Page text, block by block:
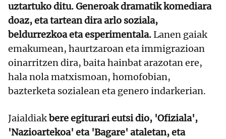
uztartuko ditu. Generoak dramatik komediara
doaz, eta tartean dira arlo soziala,
beldurrezkoa eta esperimentala.Lanen gaiak
emakumean, haurtzaroan eta immigrazioan
oinarritzen dira, baita hainbat arazotan ere,
hala nola matxismoan, homofobian,
bazterketa sozialean eta genero indarkerian.
Jaialdiakbere egiturari eutsi dio, 'Ofiziala',
'Nazioartekoa' eta 'Bagare' ataletan, eta